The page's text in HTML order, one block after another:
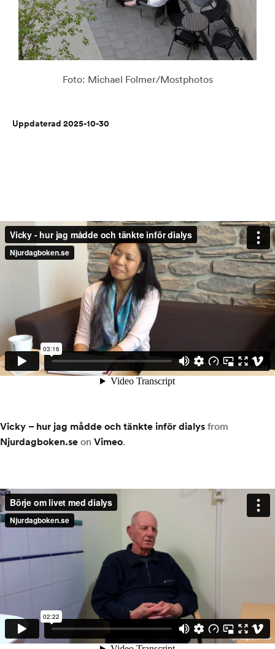
Foto: Michael Folmer/Mostphotos
Uppdaterad 2025-10-30
Vicky – hur jag mådde och tänkte inför dialys from
Njurdagboken.se on Vimeo.